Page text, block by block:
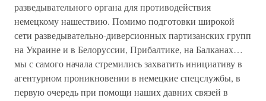
разведывательного органа для противодействия
немецкому нашествию. Помимо подготовки широкой
сети разведывательно-диверсионных партизанских групп
на Украине и в Белоруссии, Прибалтике, на Балканах…
мы с самого начала стремились захватить инициативу в
агентурном проникновении в немецкие спецслужбы, в
первую очередь при помощи наших давних связей в